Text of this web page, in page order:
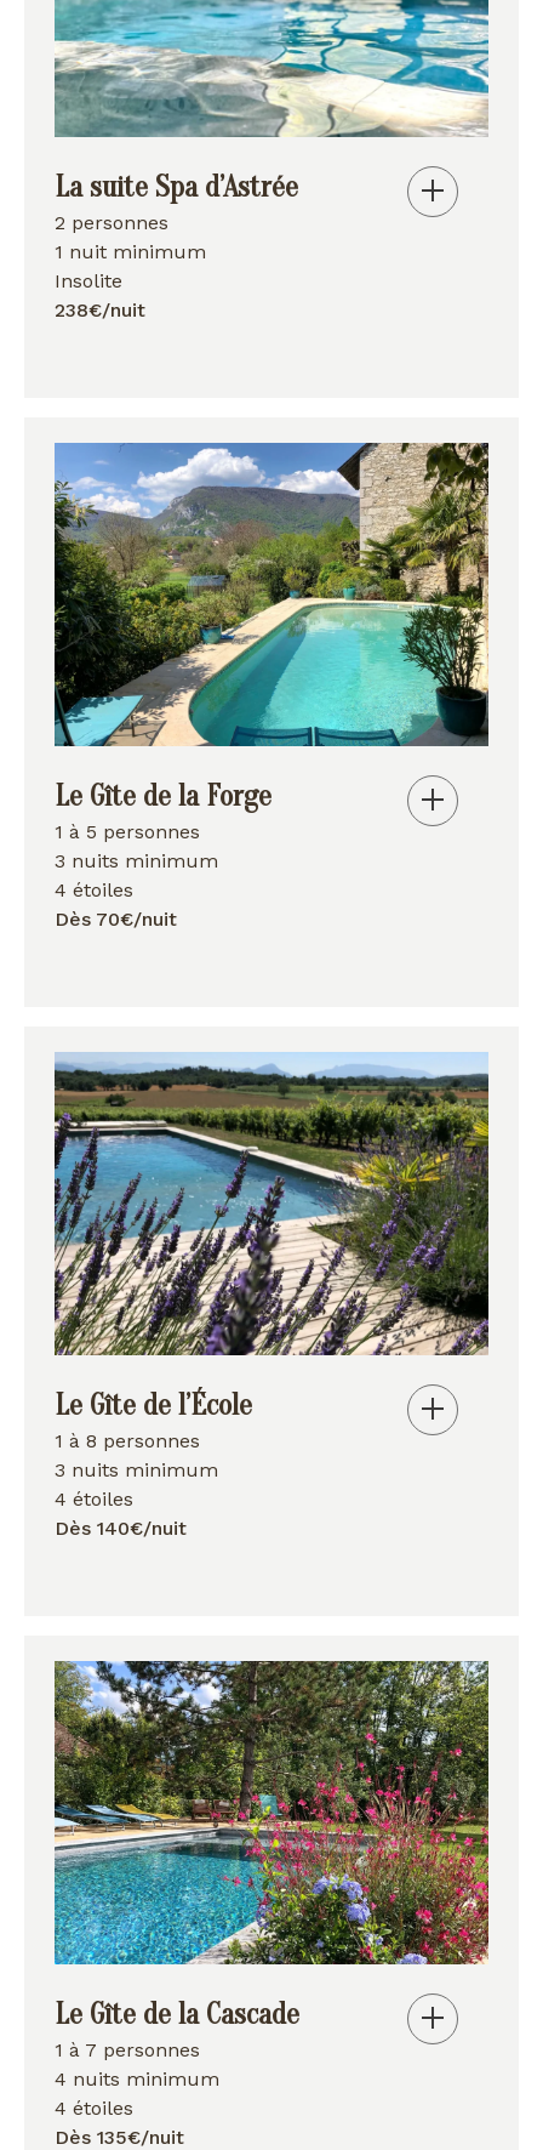
La suite Spa d’Astrée
2 personnes
1 nuit minimum
Insolite
238€/nuit
Le Gîte de la Forge
1 à 5 personnes
3 nuits minimum
4 étoiles
Dès 70€/nuit
Le Gîte de l’École
1 à 8 personnes
3 nuits minimum
4 étoiles
Dès 140€/nuit
Le Gîte de la Cascade
1 à 7 personnes
4 nuits minimum
4 étoiles
Dès 135€/nuit